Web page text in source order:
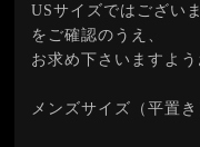
USサイズではござい
をご確認のうえ、
お求め下さいますよ
メンズサイズ（平置き